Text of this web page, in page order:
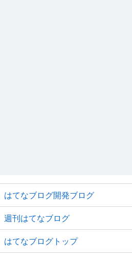
はてなブログ開発ブログ
週刊はてなブログ
はてなブログトップ